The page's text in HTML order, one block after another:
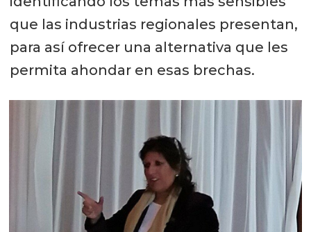
que las industrias regionales presentan,
para así ofrecer una alternativa que les
permita ahondar en esas brechas.